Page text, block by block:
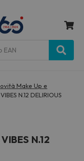
Make Up e
N.12 DELIRIOUS
N.12